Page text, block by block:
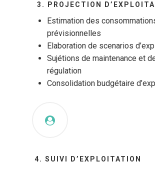
3. PROJECTION
Estimation des
prévisionnelles
Elaboration de scenarios
Sujétions de maintenance et
régulation
Consolidation budgétaire
4. SUIVI D’EXPLOITATION